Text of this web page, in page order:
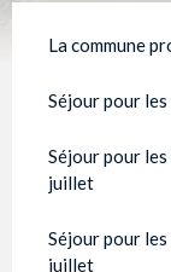
La commune
Séjour pour
Séjour pour
juillet
Séjour pour
juillet